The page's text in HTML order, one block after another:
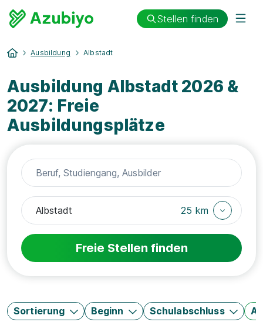
Stellen finden
Ausbildung Albstadt
Ausbildung Albstadt 2026 &
2027: Freie
Ausbildungsplätze
25 km
Freie Stellen finden
Sortierung Beginn Schulabschluss